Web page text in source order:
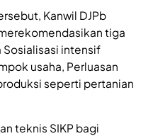
Kanwil DJPb
tiga
Sosialisasi intensif
usaha, Perluasan
seperti pertanian
teknis SIKP bagi